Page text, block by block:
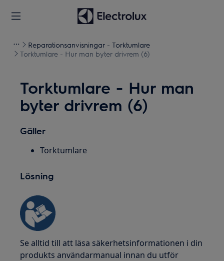
Reparationsanvisningar - Torktumlare
Torktumlare - Hur man byter drivrem (6)
Torktumlare - Hur man
byter drivrem (6)
Gäller
Torktumlare
Lösning
Se alltid till att läsa säkerhetsinformationen i din
produkts användarmanual innan du utför